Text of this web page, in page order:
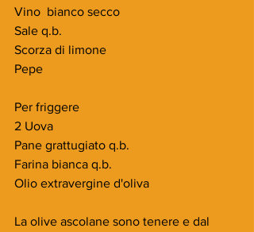
Vino  bianco secco
Sale q.b.
Scorza di limone
Pepe
Per friggere
2 Uova
Pane grattugiato q.b.
Farina bianca q.b.
​Olio extravergine d'oliva
La olive ascolane sono tenere e dal